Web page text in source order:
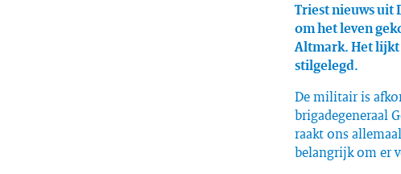
Triest nieuws uit
om het leven
Altmark. Het lijkt
stilgelegd.
De militair is
brigadegeneraal
raakt ons
belangrijk om er